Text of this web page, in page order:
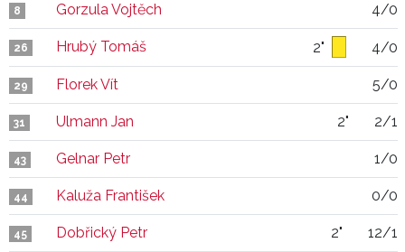
8 Gorzula Vojtěch 4/0
26 Hrubý Tomáš 2" 4/0
29 Florek Vít 5/0
31 Ulmann Jan 2" 2/1
43 Gelnar Petr 1/0
44 Kaluža František 0/0
45 Dobřický Petr 2" 12/1